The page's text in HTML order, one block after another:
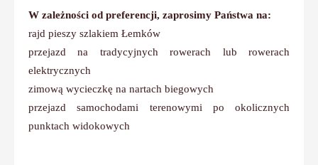
W zależności od preferencji, zaprosimy Państwa na:
rajd pieszy szlakiem Łemków
przejazd na tradycyjnych rowerach lub rowerach
elektrycznych
zimową wycieczkę na nartach biegowych
przejazd samochodami terenowymi po okolicznych
punktach widokowych